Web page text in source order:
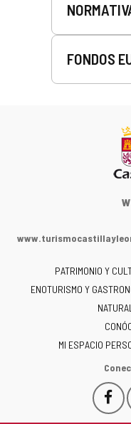
FONDOS
la
y
-
PATRIMONIO Y
ENOTURISMO Y
MI ESPACIO
Este
enlace